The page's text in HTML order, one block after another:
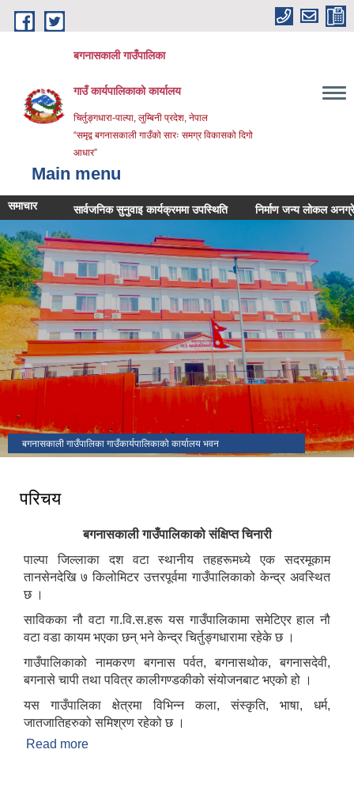
Skip to main content
बगनासकाली गाउँपालिका
गाउँ कार्यपालिकाको कार्यालय
चिर्तुङ्गधारा-पाल्पा, लुम्बिनी प्रदेश, नेपाल
“समृद्व बगनासकाली गाउँको सारः समग्र विकासको दिगो
आधार”
Main menu
समाचार सार्वजनिक सुनुवाइ कार्यक्रममा उपस्थिति निर्माण जन्य लोकल अनग्रेडेड
बगनासकाली गाउँपालिका गाउँकार्यपालिकाको कार्यालय भवन
परिचय
बगनासकाली गाउँपालिकाको संक्षिप्त चिनारी
पाल्पा जिल्लाका दश वटा स्थानीय तहहरूमध्ये एक सदरमूकाम
तानसेनदेखि ७ किलोमिटर उत्तरपूर्वमा गाउँपालिकाको केन्द्र अवस्थित
छ ।
साविकका नौ वटा गा.वि.स.हरू यस गाउँपालिकामा समेटिएर हाल नौ
वटा वडा कायम भएका छन् भने केन्द्र चिर्तुङ्गधारामा रहेके छ ।
गाउँपालिकाको नामकरण बगनास पर्वत, बगनासथोक, बगनासदेवी,
बगनासे चापी तथा पवित्र कालीगण्डकीको संयोजनबाट भएको हो ।
यस गाउँपालिका क्षेत्रमा विभिन्न कला, संस्कृति, भाषा, धर्म,
जातजातिहरुको समिश्रण रहेको छ ।
Read more